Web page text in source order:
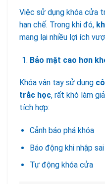
Việc sử dụng khóa cửa
hạn chế. Trong khi đó,
mang lại nhiều lợi ích
Bảo mật cao hơn
Khóa vân tay sử dụng
trắc học, rất khó làm
tích hợp:
Cảnh báo phá khóa
Báo động khi nhập
Tự động khóa cửa